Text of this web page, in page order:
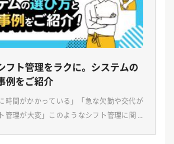
フト管理をラクに。システムの
例をご紹介
時間がかかっている」「急な欠勤や交代が
管理が大変」このようなシフト管理に関す